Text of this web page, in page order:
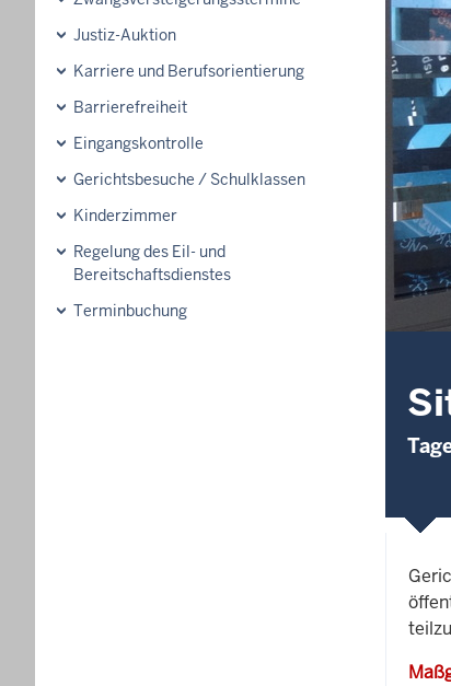
Justiz-Auktion
Karriere und Berufsorientierung
Barrierefreiheit
Eingangskontrolle
Gerichtsbesuche / Schulklassen
Kinderzimmer
Regelung des Eil- und
Bereitschaftsdienstes
Terminbuchung